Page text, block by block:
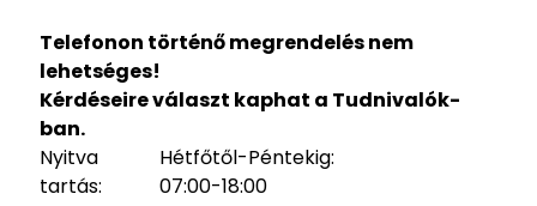
Telefonon történő megrendelés nem
lehetséges!
Kérdéseire választ kaphat a Tudnivalók-
ban.
Nyitva
tartás:
Hétfőtől-Péntekig:
07:00-18:00